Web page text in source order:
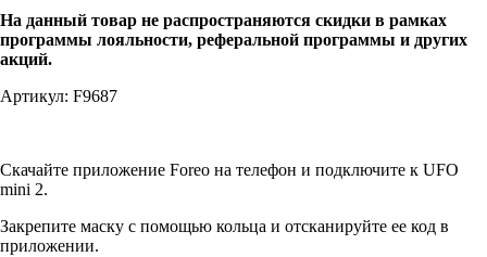
На данный товар не распространяются скидки в рамках
программы лояльности, реферальной программы и других
акций.
Артикул: F9687
Скачайте приложение Foreo на телефон и подключите к UFO
mini 2.
Закрепите маску с помощью кольца и отсканируйте ее код в
приложении.